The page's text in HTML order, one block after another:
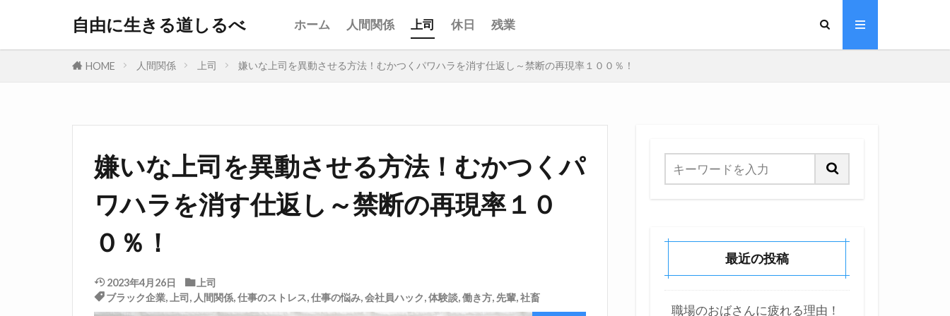
自由に生きる道しるべ ホーム 人間関係 上司 休日 残業
HOME 人間関係 上司 嫌いな上司を異動させる方法！むかつくパワハラを消す仕返し～禁断の再現率１００％！
嫌いな上司を異動させる方法！むかつくパ
ワハラを消す仕返し～禁断の再現率１０
０％！
2023年4月26日
上司
ブラック企業, 上司, 人間関係,仕事のストレス,仕事の悩み,会社員ハック,体験談,働き方, 先輩,社畜
最近の投稿
職場のおばさんに疲れる理由！